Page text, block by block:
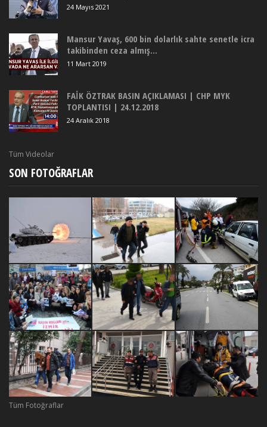
24 Mayıs 2021
Mansur Yavaş, 600 bin dolarlık sahte senetle icra
takibinden ceza almış...
11 Mart 2019
FAİK ÖZTRAK BASIN AÇIKLAMASI | CHP MYK
TOPLANTISI | 24.12.2018
24 Aralık 2018
Tüm Videolar
SON FOTOĞRAFLAR
Tüm Fotoğraflar